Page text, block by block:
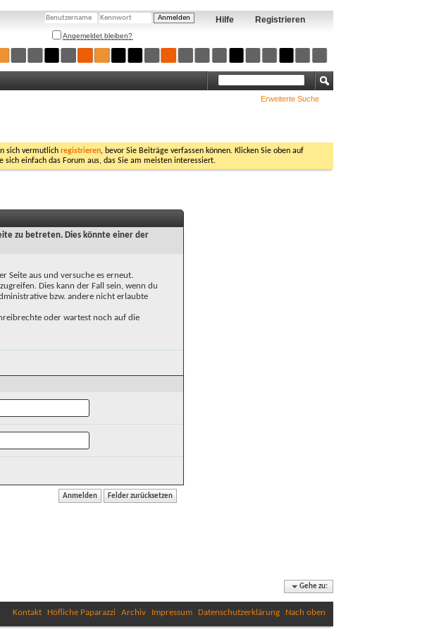
Registrieren
Hilfe
Angemeldet bleiben?
Erweiterte Suche
sich vermutlich registrieren, bevor Sie Beiträge verfassen können. Klicken Sie oben auf
sich einfach das Forum aus, das Sie am meisten interessiert.
zu betreten. Dies könnte einer der
Seite aus und versuche es erneut.
Dies kann der Fall sein, wenn du
bzw. andere nicht erlaubte
oder wartest noch auf die
Gehe zu:
Kontakt Höfliche Paparazzi Archiv Impressum Datenschutzerklärung Nach oben